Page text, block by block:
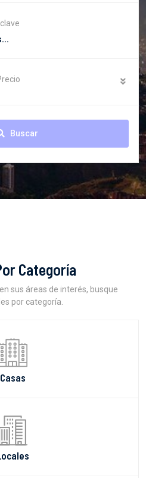
Buscar
Categoría
sus áreas de interés, busque
por categoría.
Casas